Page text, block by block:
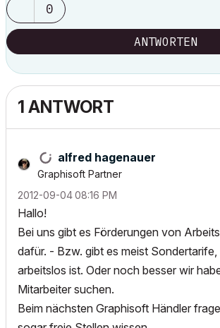
0
ANTWORTEN
1 ANTWORT
alfred hagenauer
Graphisoft Partner
‎2012-09-0408:16 PM
Hallo!
Bei uns gibt es Förderungen von
dafür. - Bzw. gibt es meist
arbeitslos ist. Oder noch besser wir
Mitarbeiter suchen.
Beim nächsten Graphisoft Händler